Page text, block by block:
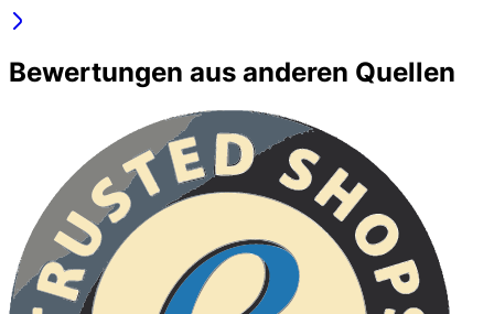
Bewertungen aus anderen Quellen